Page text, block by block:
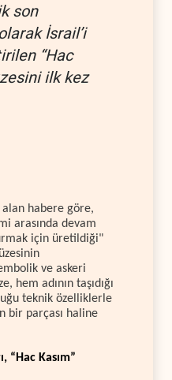
son
İsrail’i
“Hac
ilk kez
alan habere göre,
arasında devam
için üretildiği"
ve askeri
hem adının taşıdığı
teknik özelliklerle
bir parçası haline
“Hac Kasım”